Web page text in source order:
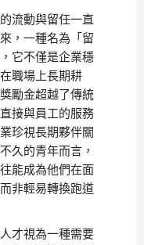
流動與留任一直
，一種名為「留
它不僅是企業穩
職場上長期耕
勵金超越了傳統
接與員工的服務
珍視長期夥伴關
久的青年而言，
能成為他們在面
非輕易轉換跑道
才視為一種需要